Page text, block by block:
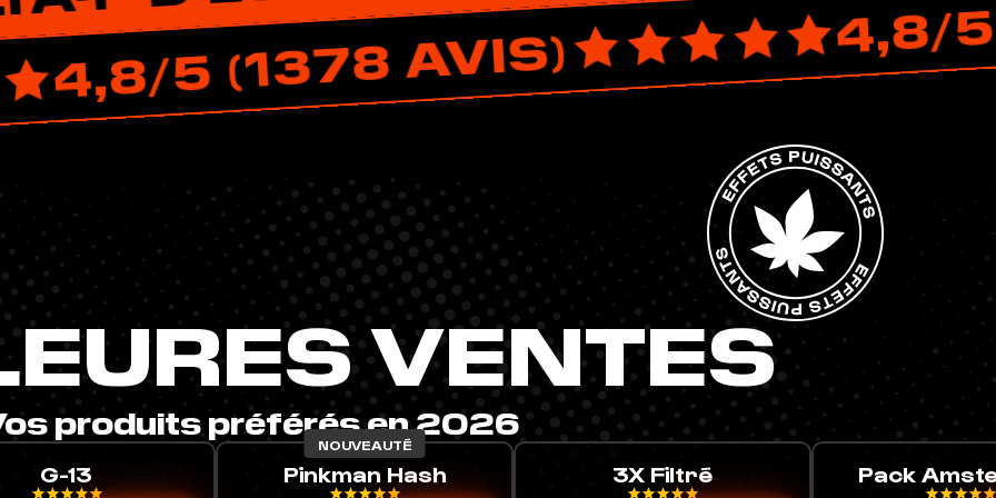
4,8/5 (1378 AVIS)
VENTES
produits préférés en 2026
Hash 3X Filtré Pack Amsterdam
Résine